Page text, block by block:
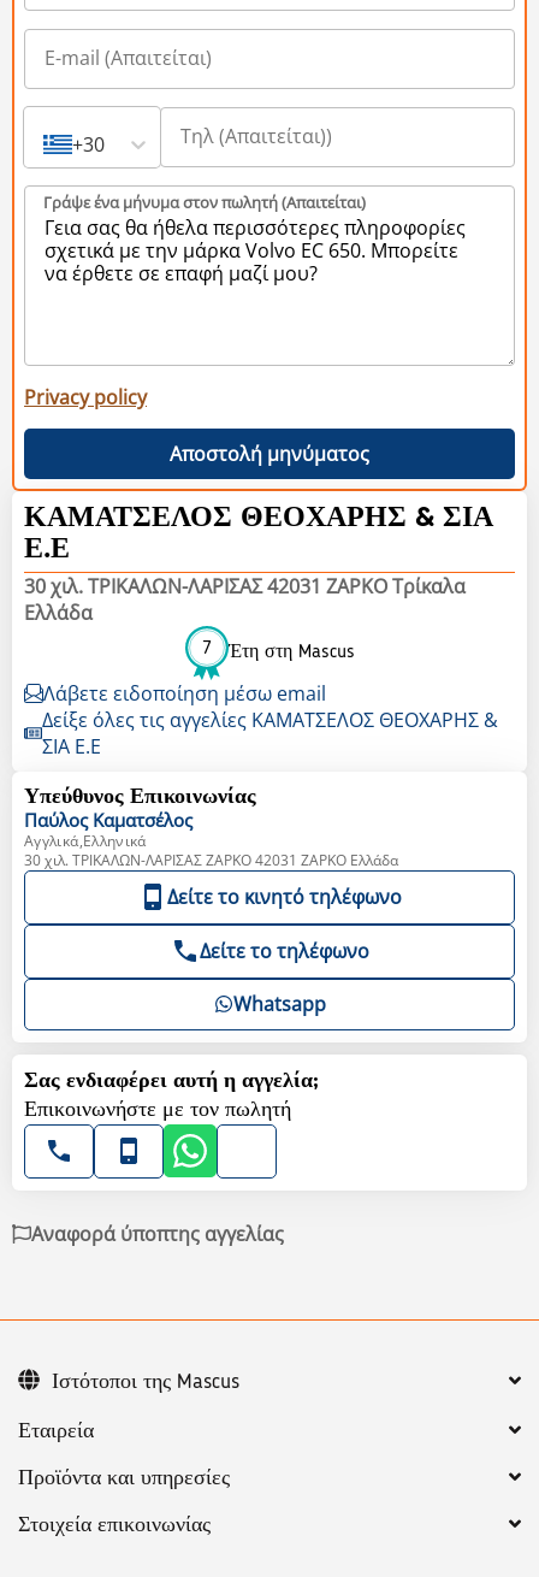
+30
Γράψε ένα μήνυμα στον πωλητή (Aπαιτείται)
Privacy policy
Αποστολή μηνύματος
ΚΑΜΑΤΣΕΛΟΣ ΘΕΟΧΑΡΗΣ & ΣΙΑ
Ε.Ε
30 χιλ. ΤΡΙΚΑΛΩΝ-ΛΑΡΙΣΑΣ 42031 ΖΑΡΚΟ Τρίκαλα
Ελλάδα
7 Έτη στη Mascus
Λάβετε ειδοποίηση μέσω email
Δείξε όλες τις αγγελίες ΚΑΜΑΤΣΕΛΟΣ ΘΕΟΧΑΡΗΣ &
ΣΙΑ Ε.Ε
Υπεύθυνος Επικοινωνίας
Παύλος Καματσέλος
Αγγλικά,Ελληνικά
30 χιλ. ΤΡΙΚΑΛΩΝ-ΛΑΡΙΣΑΣ ΖΑΡΚΟ 42031 ΖΑΡΚΟ Ελλάδα
Δείτε το κινητό τηλέφωνο
Δείτε το τηλέφωνο
Whatsapp
Σας ενδιαφέρει αυτή η αγγελία;
Επικοινωνήστε με τον πωλητή
Αναφορά ύποπτης αγγελίας
Εταιρεία
Προϊόντα και υπηρεσίες
Στοιχεία επικοινωνίας
Ιστότοποι της Mascus